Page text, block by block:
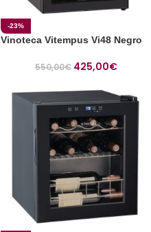
-23%
Vinoteca Vitempus Vi48 Negro
550,00€ 425,00€